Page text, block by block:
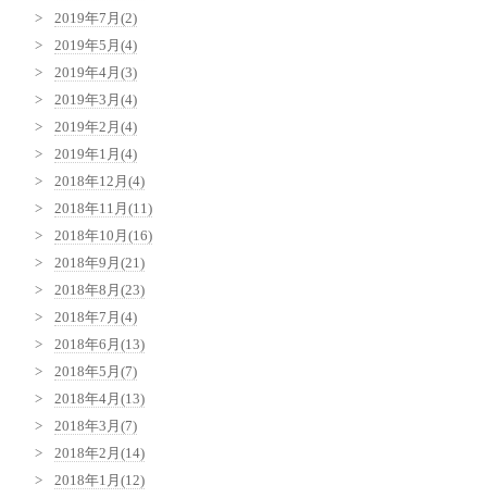
2019年7月(2)
2019年5月(4)
2019年4月(3)
2019年3月(4)
2019年2月(4)
2019年1月(4)
2018年12月(4)
2018年11月(11)
2018年10月(16)
2018年9月(21)
2018年8月(23)
2018年7月(4)
2018年6月(13)
2018年5月(7)
2018年4月(13)
2018年3月(7)
2018年2月(14)
2018年1月(12)